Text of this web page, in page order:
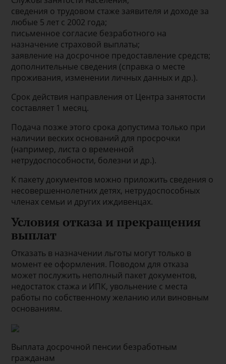
сведения о трудовом стаже заявителя и доходе за
любые 5 лет с 2002 года;
письменное согласие безработного на
назначение страховой выплаты;
заявление на досрочное предоставление средств;
дополнительные сведения (справка о месте
проживания, изменении личных данных и др.).
Срок действия направления от Центра занятости
составляет 1 месяц.
Подача позже этого срока допустима только при
наличии веских оснований для просрочки
(например, листа о временной
нетрудоспособности, болезни и др.).
К пакету документов можно приложить сведения о
несовершеннолетних детях, нетрудоспособных
членах семьи и других иждивенцах.
Условия отказа и прекращения
выплат
Отказать в назначении льготы могут только в
момент ее оформления. Поводом для отказа
может послужить неполный пакет документов,
недостаток стажа и ИПК, увольнение с места
работы по собственному желанию или виновным
основаниям.
Выплата досрочной пенсии безработным
гражданам